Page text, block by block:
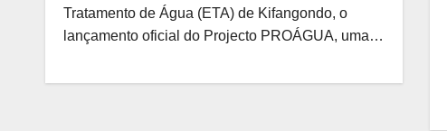
Tratamento de Água (ETA) de Kifangondo, o
lançamento oficial do Projecto PROÁGUA, uma…